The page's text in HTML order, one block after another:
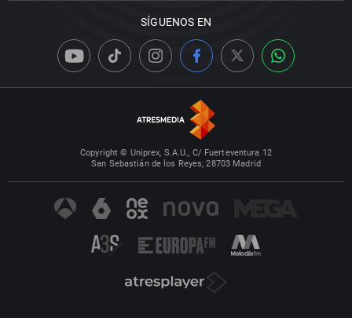
SÍGUENOS EN
Copyright © Uniprex, S.A.U., C/ Fuerteventura 12
San Sebastián de los Reyes, 28703 Madrid